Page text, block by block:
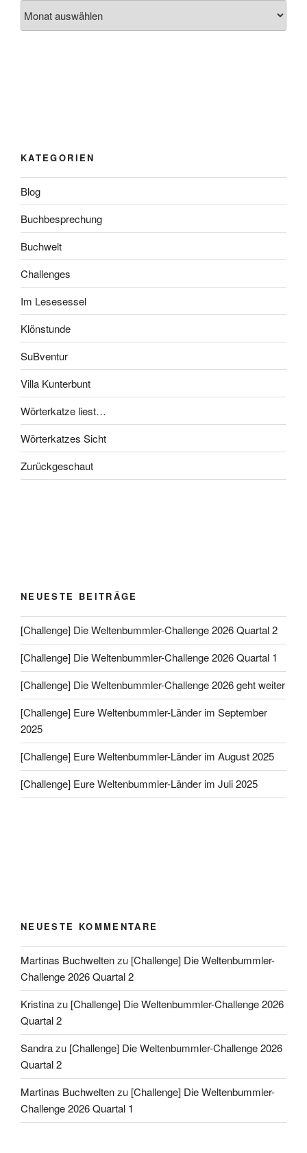
KATEGORIEN
Blog
Buchbesprechung
Buchwelt
Challenges
Im Lesesessel
Klönstunde
SuBventur
Villa Kunterbunt
Wörterkatze liest…
Wörterkatzes Sicht
Zurückgeschaut
NEUESTE BEITRÄGE
[Challenge] Die Weltenbummler-Challenge 2026 Quartal 2
[Challenge] Die Weltenbummler-Challenge 2026 Quartal 1
[Challenge] Die Weltenbummler-Challenge 2026 geht weiter
[Challenge] Eure Weltenbummler-Länder im September
2025
[Challenge] Eure Weltenbummler-Länder im August 2025
[Challenge] Eure Weltenbummler-Länder im Juli 2025
NEUESTE KOMMENTARE
Martinas Buchweltenzu [Challenge] Die Weltenbummler-
Challenge 2026 Quartal 2
Kristinazu [Challenge] Die Weltenbummler-Challenge 2026
Quartal 2
Sandrazu [Challenge] Die Weltenbummler-Challenge 2026
Quartal 2
Martinas Buchweltenzu [Challenge] Die Weltenbummler-
Challenge 2026 Quartal 1